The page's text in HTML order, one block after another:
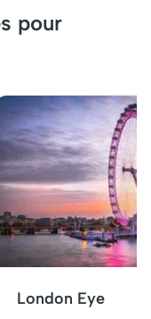
pour
London Eye